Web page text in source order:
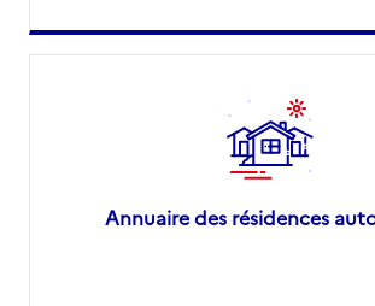
Annuaire des résidences